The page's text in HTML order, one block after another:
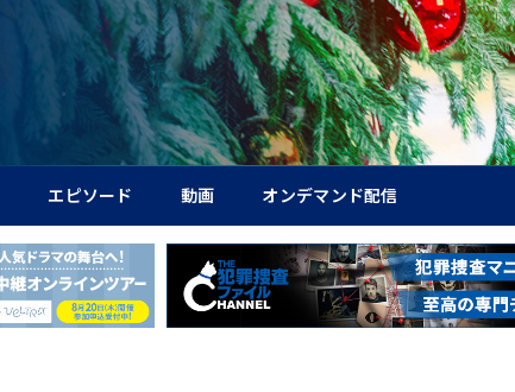
エピソード 動画 オンデマンド配信